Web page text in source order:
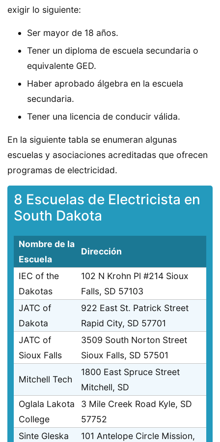
exigir lo siguiente:
Ser mayor de 18 años.
Tener un diploma de escuela secundaria o
equivalente GED.
Haber aprobado álgebra en la escuela
secundaria.
Tener una licencia de conducir válida.
En la siguiente tabla se enumeran algunas
escuelas y asociaciones acreditadas que ofrecen
programas de electricidad.
8 Escuelas de Electricista en
South Dakota
Nombre de la
Escuela
Dirección
IEC of the
Dakotas
102 N Krohn Pl #214 Sioux
Falls, SD 57103
JATC of
Dakota
922 East St. Patrick Street
Rapid City, SD 57701
JATC of
Sioux Falls
3509 South Norton Street
Sioux Falls, SD 57501
Mitchell Tech
1800 East Spruce Street
Mitchell, SD
Oglala Lakota
College
3 Mile Creek Road Kyle, SD
57752
Sinte Gleska
101 Antelope Circle Mission,